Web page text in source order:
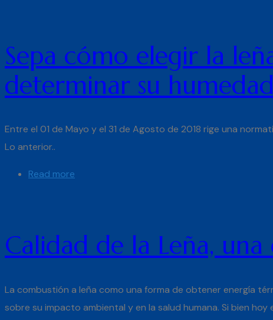
Sepa cómo elegir la
determinar su humedad
Entre el 01 de Mayo y el 31 de Agosto de 2018 rige una
Lo anterior..
Read more
Calidad de la Leña,
La combustión a leña como una forma de obtener energía
sobre su impacto ambiental y en la salud humana. Si bien hoy